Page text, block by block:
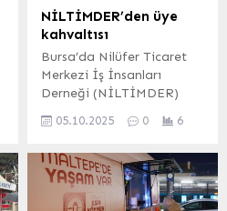
Belediyesi, insan odaklı
çalışmalarını tüm hızıyla
Büyükşehir, Körfez
Yarımca Kent Meydanı ve
75. Yıl Cumhuriyet...
NİLTİMDER’den üye
kahvaltısı
Bursa’da Nilüfer Ticaret
Merkezi İş İnsanları
Derneği (NİLTİMDER)
merkezinde buluşup
yapılacak çalışmaları
gözden geçirerek
değerlendirdiler. BURSA
05.10.2025 0 6